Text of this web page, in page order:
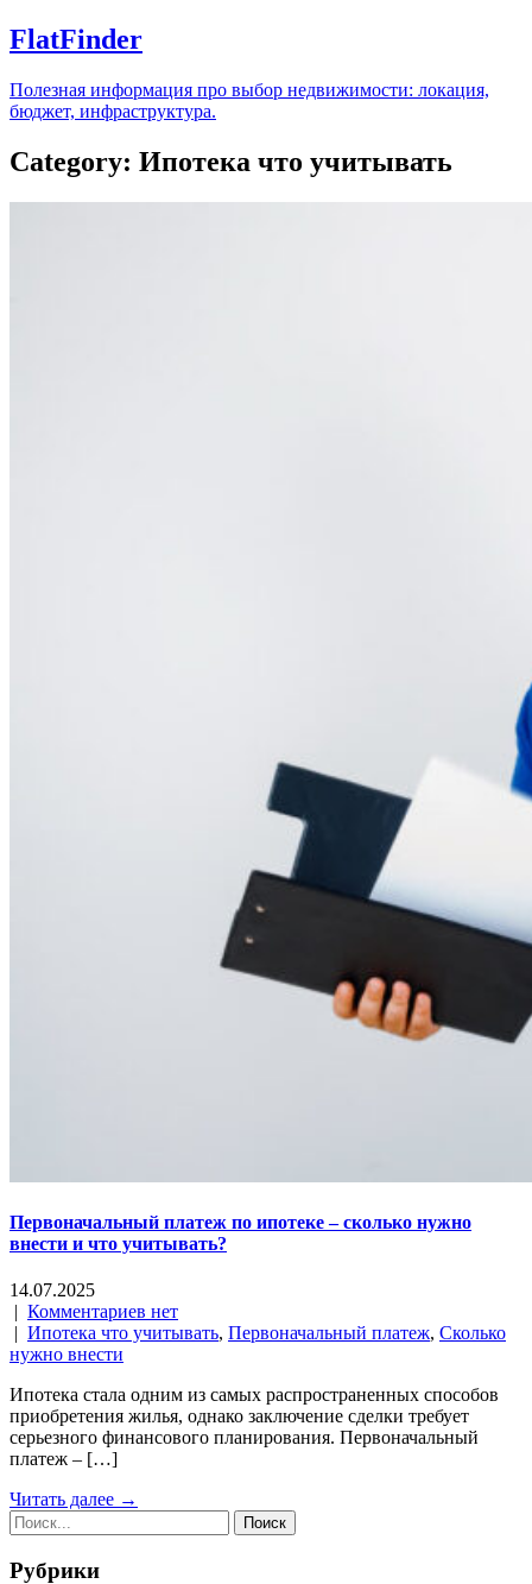
FlatFinder
Полезная информация про выбор недвижимости: локация,
бюджет, инфраструктура.
Category: Ипотека что учитывать
Первоначальный платеж по ипотеке – сколько нужно
внести и что учитывать?
14.07.2025
| Комментариев нет
| Ипотека что учитывать, Первоначальный платеж, Сколько
нужно внести
Ипотека стала одним из самых распространенных способов
приобретения жилья, однако заключение сделки требует
серьезного финансового планирования. Первоначальный
платеж – […]
Читать далее →
Рубрики